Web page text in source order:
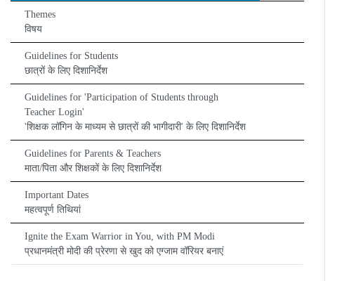
Themes
विषय
Guidelines for Students
छात्रों के लिए दिशानिर्देश
Guidelines for 'Participation of Students through
Teacher Login'
'शिक्षक लॉगिन के माध्यम से छात्रों की भागीदारी' के लिए दिशानिर्देश
Guidelines for Parents & Teachers
माता/पिता और शिक्षकों के लिए दिशानिर्देश
Important Dates
महत्वपूर्ण तिथियां
Ignite the Exam Warrior in You, with PM Modi
प्रधानमंत्री मोदी की प्रेरणा से खुद को एग्जाम वॉरियर बनाएं